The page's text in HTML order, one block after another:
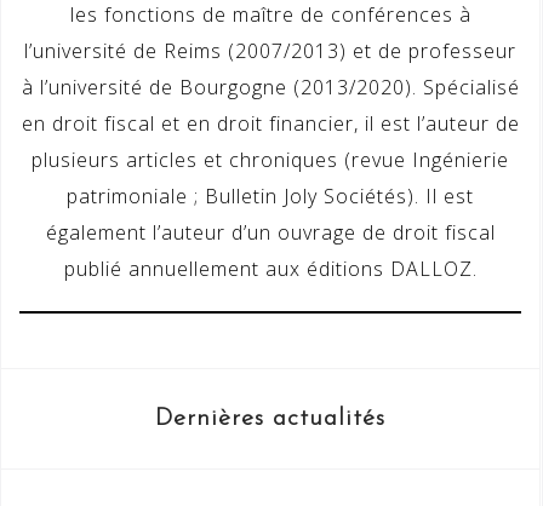
les fonctions de maître de conférences à
l’université de Reims (2007/2013) et de professeur
à l’université de Bourgogne (2013/2020). Spécialisé
en droit fiscal et en droit financier, il est l’auteur de
plusieurs articles et chroniques (revue Ingénierie
patrimoniale ; Bulletin Joly Sociétés). Il est
également l’auteur d’un ouvrage de droit fiscal
publié annuellement aux éditions DALLOZ.
Dernières actualités